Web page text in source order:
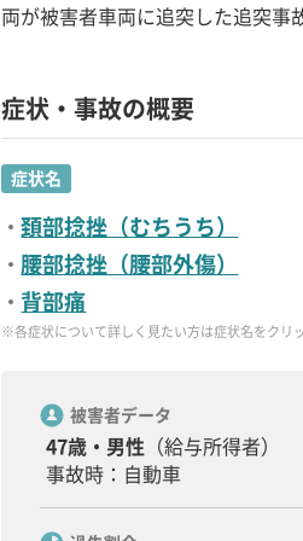
両が被害者車両に追突した追突事
症状・事故の概要
症状名
頚部捻挫（むちうち）
腰部捻挫（腰部外傷）
背部痛
※各症状について詳しく見たい方は症状名をクリ
被害者データ
47歳・男性 （給与所得者）
事故時：自動車